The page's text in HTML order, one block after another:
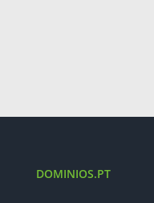
DOMINIOS.PT